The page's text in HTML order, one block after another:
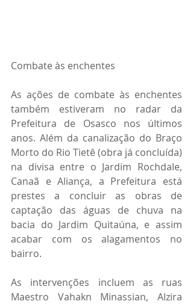
Combate às enchentes
As ações de combate às enchentes
também estiveram no radar da
Prefeitura de Osasco nos últimos
anos. Além da canalização do Braço
Morto do Rio Tietê (obra já concluída)
na divisa entre o Jardim Rochdale,
Canaã e Aliança, a Prefeitura está
prestes a concluir as obras de
captação das águas de chuva na
bacia do Jardim Quitaúna, e assim
acabar com os alagamentos no
bairro.
As intervenções incluem as ruas
Maestro Vahakn Minassian, Alzira